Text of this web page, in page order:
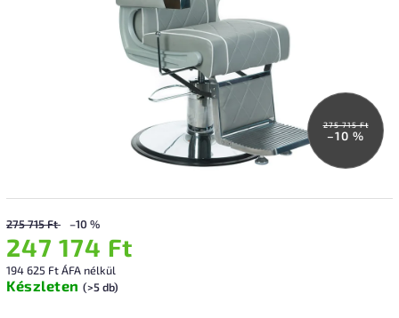
275 715 Ft
–10 %
275 715 Ft –10 %
247 174 Ft
194 625 Ft ÁFA nélkül
Készleten (>5 db)